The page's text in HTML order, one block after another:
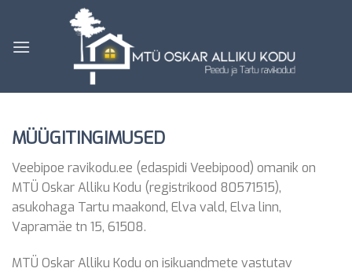
content
MÜÜGITINGIMUSED
Veebipoe ravikodu.ee (edaspidi Veebipood) omanik on
MTÜ Oskar Alliku Kodu (registrikood 80571515),
asukohaga Tartu maakond, Elva vald, Elva linn,
Vapramäe tn 15, 61508.
MTÜ Oskar Alliku Kodu on isikuandmete vastutav